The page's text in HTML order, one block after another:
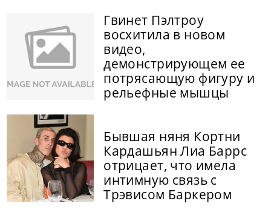
Гвинет Пэлтроу
восхитила в новом
видео,
демонстрирующем ее
потрясающую фигуру и
рельефные мышцы
Бывшая няня Кортни
Кардашьян Лиа Баррс
отрицает, что имела
интимную связь с
Трэвисом Баркером